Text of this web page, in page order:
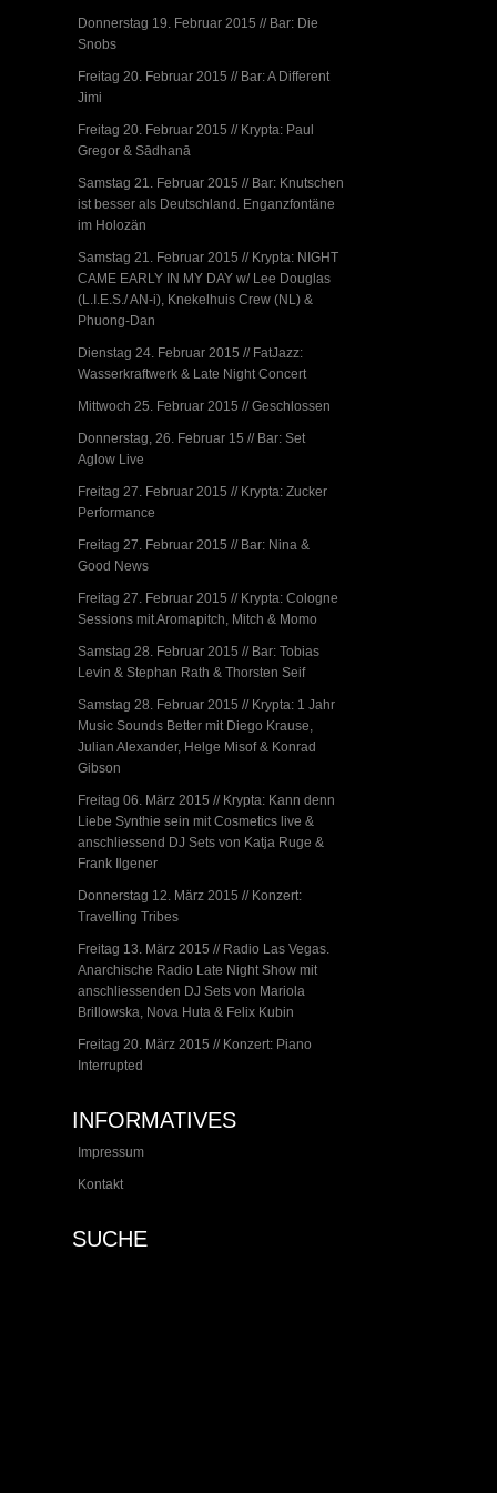
Donnerstag 19. Februar 2015 // Bar: Die
Snobs
Freitag 20. Februar 2015 // Bar: A Different
Jimi
Freitag 20. Februar 2015 // Krypta: Paul
Gregor & Sādhanā
Samstag 21. Februar 2015 // Bar: Knutschen
ist besser als Deutschland. Enganzfontäne
im Holozän
Samstag 21. Februar 2015 // Krypta: NIGHT
CAME EARLY IN MY DAY w/ Lee Douglas
(L.I.E.S./ AN-i), Knekelhuis Crew (NL) &
Phuong-Dan
Dienstag 24. Februar 2015 // FatJazz:
Wasserkraftwerk & Late Night Concert
Mittwoch 25. Februar 2015 // Geschlossen
Donnerstag, 26. Februar 15 // Bar: Set
Aglow Live
Freitag 27. Februar 2015 // Krypta: Zucker
Performance
Freitag 27. Februar 2015 // Bar: Nina &
Good News
Freitag 27. Februar 2015 // Krypta: Cologne
Sessions mit Aromapitch, Mitch & Momo
Samstag 28. Februar 2015 // Bar: Tobias
Levin & Stephan Rath & Thorsten Seif
Samstag 28. Februar 2015 // Krypta: 1 Jahr
Music Sounds Better mit Diego Krause,
Julian Alexander, Helge Misof & Konrad
Gibson
Freitag 06. März 2015 // Krypta: Kann denn
Liebe Synthie sein mit Cosmetics live &
anschliessend DJ Sets von Katja Ruge &
Frank Ilgener
Donnerstag 12. März 2015 // Konzert:
Travelling Tribes
Freitag 13. März 2015 // Radio Las Vegas.
Anarchische Radio Late Night Show mit
anschliessenden DJ Sets von Mariola
Brillowska, Nova Huta & Felix Kubin
Freitag 20. März 2015 // Konzert: Piano
Interrupted
INFORMATIVES
Impressum
Kontakt
SUCHE